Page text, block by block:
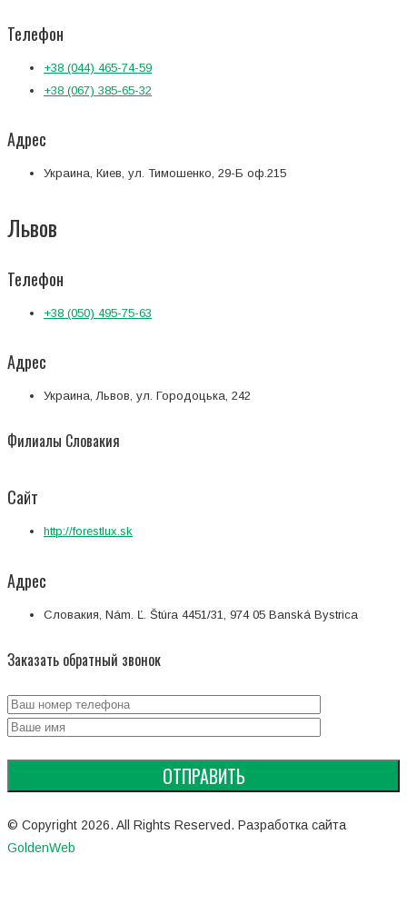
Телефон
+38 (044) 465-74-59
+38 (067) 385-65-32
Адрес
Украина, Киев, ул. Тимошенко, 29-Б оф.215
Львов
Телефон
+38 (050) 495-75-63
Адрес
Украина, Львов, ул. Городоцька, 242
Филиалы Словакия
Сайт
http://forestlux.sk
Адрес
Словакия, Nám. Ľ. Štúra 4451/31, 974 05 Banská Bystrica
Заказать обратный звонок
© Copyright 2026. All Rights Reserved. Разработка сайта
GoldenWeb